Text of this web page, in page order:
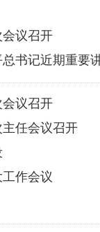
议召开
书记近期重要
议召开
任会议召开
作会议